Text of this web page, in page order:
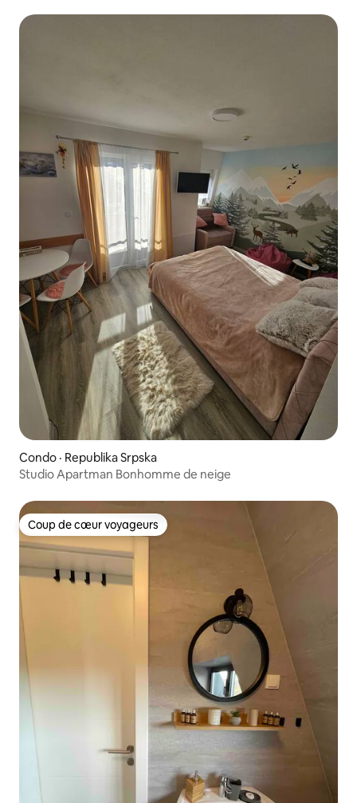
Condo · Republika Srpska
Studio Apartman Bonhomme de neige
Coup de cœur voyageurs
Coup de cœur voyageurs